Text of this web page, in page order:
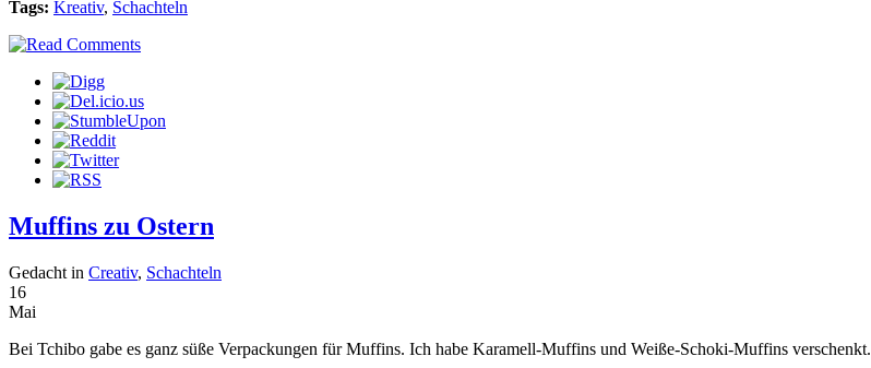
Tags: Kreativ, Schachteln
Muffins zu Ostern
Gedacht in Creativ, Schachteln
16
Mai
Bei Tchibo gabe es ganz süße Verpackungen für Muffins. Ich habe Karamell-Muffins und Weiße-Schoki-Muffins verschenkt.